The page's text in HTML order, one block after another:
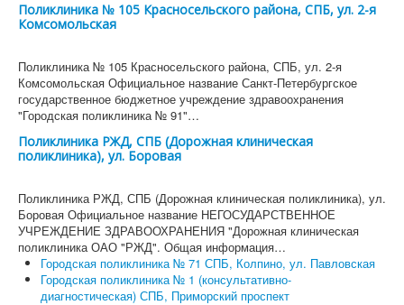
Поликлиника № 105 Красносельского района, СПБ, ул. 2-я
Комсомольская
Поликлиника № 105 Красносельского района, СПБ, ул. 2-я
Комсомольская Официальное название Санкт-Петербургское
государственное бюджетное учреждение здравоохранения
"Городская поликлиника № 91"…
Поликлиника РЖД, СПБ (Дорожная клиническая
поликлиника), ул. Боровая
Поликлиника РЖД, СПБ (Дорожная клиническая поликлиника), ул.
Боровая Официальное название НЕГОСУДАРСТВЕННОЕ
УЧРЕЖДЕНИЕ ЗДРАВООХРАНЕНИЯ "Дорожная клиническая
поликлиника ОАО "РЖД". Общая информация…
Городская поликлиника № 71 СПБ, Колпино, ул. Павловская
Городская поликлиника № 1 (консультативно-
диагностическая) СПБ, Приморский проспект